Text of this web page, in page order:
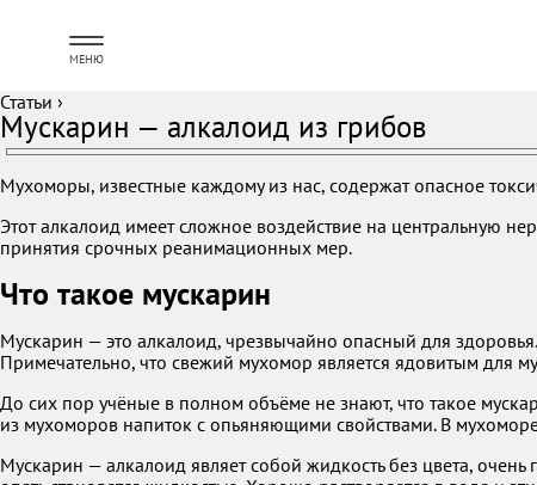
МЕНЮ
Статьи ›
Мускарин — алкалоид из грибов
Мухоморы, известные каждому из нас, содержат опасное
Этот алкалоид имеет сложное воздействие на центральную
принятия срочных реанимационных мер.
Что такое мускарин
Мускарин — это алкалоид, чрезвычайно опасный для
Примечательно, что свежий мухомор является ядовитым для
До сих пор учёные в полном объёме не знают, что такое
из мухоморов напиток c опьяняющими свойствами. В
Мускарин — алкалоид являет собой жидкость без цвета,